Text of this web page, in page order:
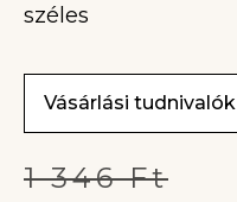
széles
Vásárlási tudnivalók
1 346Ft